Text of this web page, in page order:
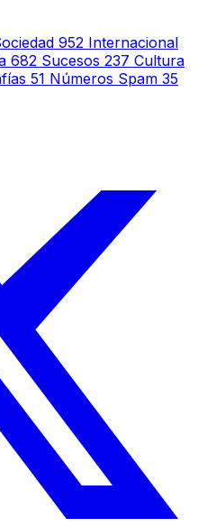
952 Internacional
682 Sucesos 237 Cultura
51 Números Spam 35